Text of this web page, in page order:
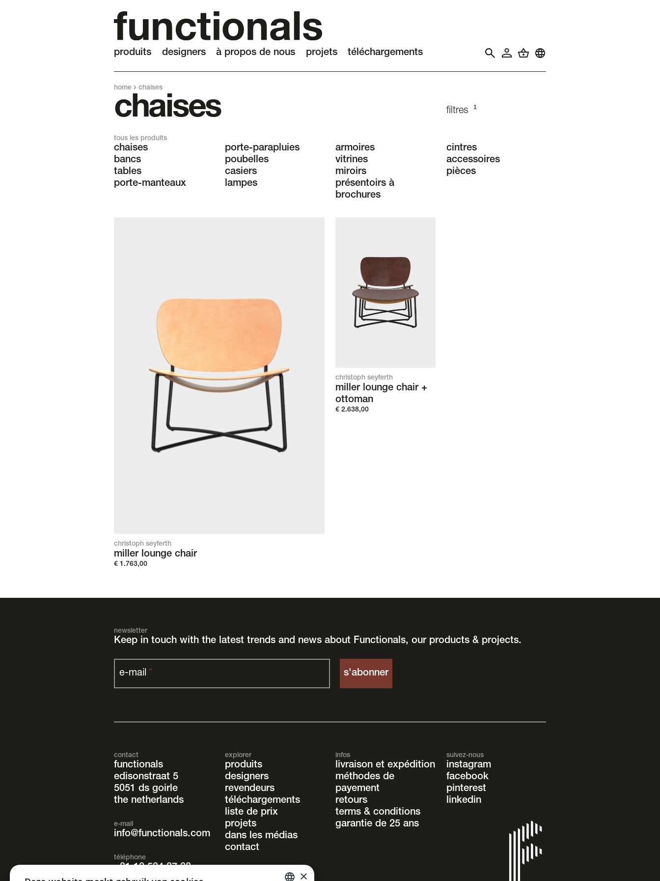
produits designers à propos de nous projets téléchargements
home chaises
chaises filtres 1
tous les produits
chaises
bancs
tables
porte-manteaux
porte-parapluies
poubelles
casiers
lampes
armoires
vitrines
miroirs
présentoirs à
brochures
cintres
accessoires
pièces
christoph seyferth
miller lounge chair
€ 1.763,00
christoph seyferth
miller lounge chair +
ottoman
€ 2.638,00
newsletter
Keep in touch with the latest trends and news about Functionals, our products & projects.
e-mail *
contact
functionals
edisonstraat 5
5051 ds goirle
the netherlands
e-mail
info@functionals.com
téléphone
+31 13 534 87 38
explorer
produits
designers
revendeurs
téléchargements
liste de prix
projets
dans les médias
contact
infos
livraison et expédition
méthodes de
payement
retours
terms & conditions
garantie de 25 ans
suivez-nous
instagram
facebook
pinterest
linkedin
×